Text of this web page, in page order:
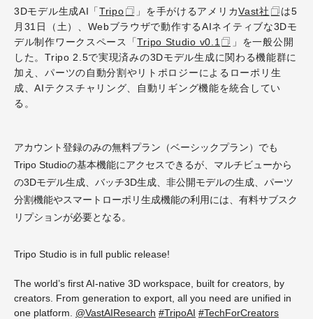
3Dモデル生成AI「Tripo 」を手がけるアメリカVast社
は5
月31日（土）、Webブラウザで動作するAIネイティブな3Dモ
デル制作ワークスペース「Tripo Studio v0.1
」を一般公開
した。Tripo 2.5で実現済みの3Dモデル生成に関わる機能群に
加え、パーツの自動分割やリトポロジーによるローポリ生
成、AIテクスチャリング、自動リギング機能を統合してい
る。
アカウント登録のみの無料プラン（ベーシックプラン）でも
Tripo Studioの基本機能にアクセスできるが、マルチビューから
の3Dモデル生成、バッチ3D生成、非公開モデルの生成、パーツ
分割機能やスマートローポリ生成機能の利用には、有料サブスク
リプションが必要となる。
Tripo Studio is in full public release!
The world’s first AI-native 3D workspace, built for creators, by
creators. From generation to export, all you need are unified in
one platform. @VastAIResearch #TripoAI #TechForCreators